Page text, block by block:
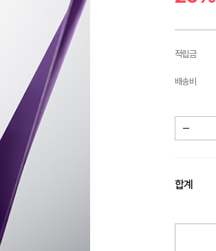
적립금
배송비
합계